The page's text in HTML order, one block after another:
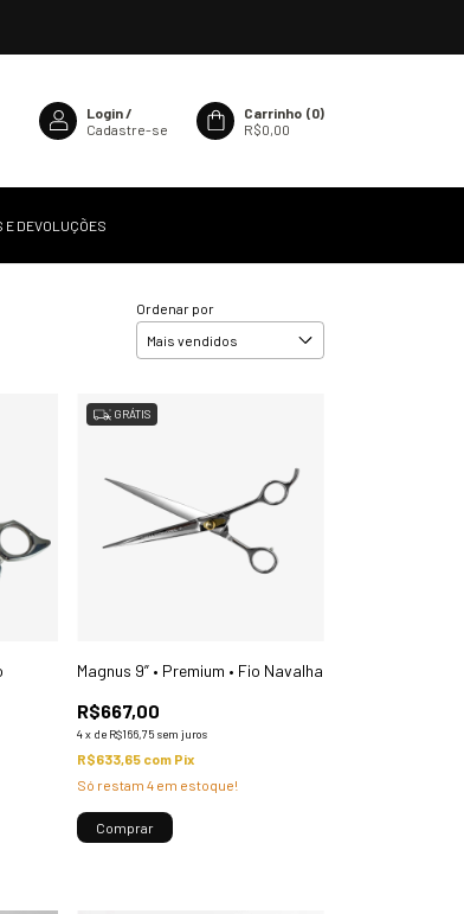
Login/
Cadastre-se
Carrinho (0)
R$0,00
E DEVOLUÇÕES
Ordenar por
GRÁTIS
Magnus 9” • Premium • Fio Navalha
R$667,00
4x de R$166,75sem juros
R$633,65 com Pix
Só restam4 em estoque!